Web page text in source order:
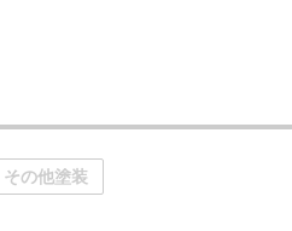
その他塗装